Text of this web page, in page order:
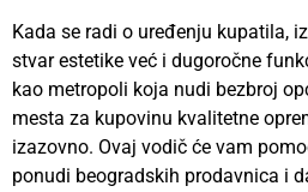
Kada se radi o uređenju kupatila,
stvar estetike već i dugoročne
kao metropoli koja nudi bezbroj
mesta za kupovinu kvalitetne
izazovno. Ovaj vodič će vam
ponudi beogradskih prodavnica i